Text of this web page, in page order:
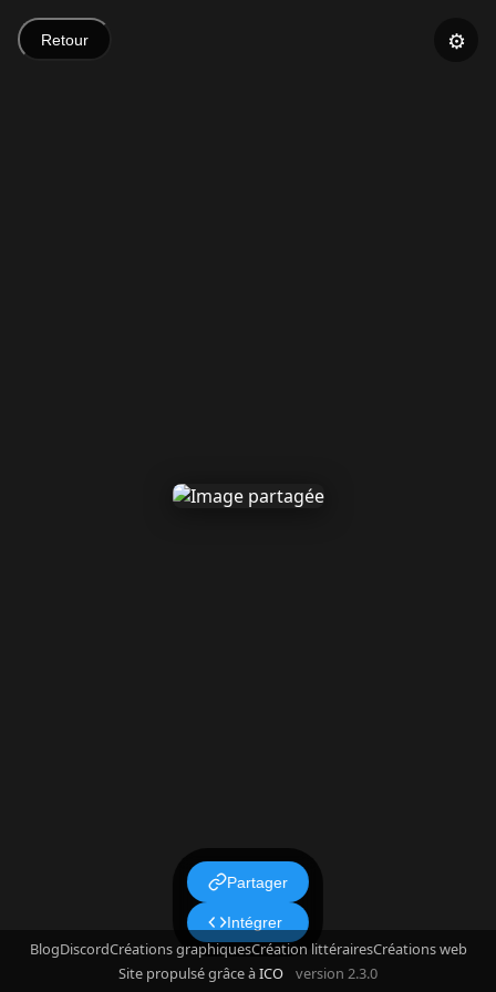
⚙️
Retour
Partager
Intégrer
BlogDiscordCréations graphiquesCréation littérairesCréations web
Site propulsé grâce àICO version 2.3.0